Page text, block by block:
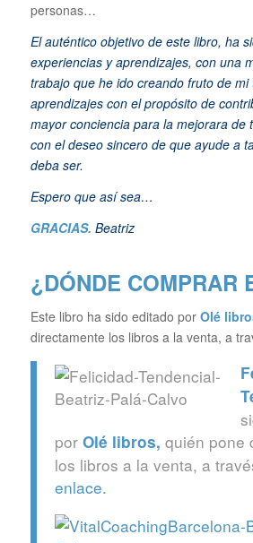
personas…
El auténtico objetivo de este libro, ha
experiencias y aprendizajes, con una
trabajo que he ido creando fruto de
aprendizajes con el propósito de
mayor conciencia para la mejorara de
con el deseo sincero de que ayude a
deba ser.
Espero que así sea…
GRACIAS. Beatriz
¿DÓNDE COMPRAR
Este libro ha sido editado por Olé
directamente los libros a la venta, a
por Olé libros, quién pone
los libros a la venta, a
enlace.